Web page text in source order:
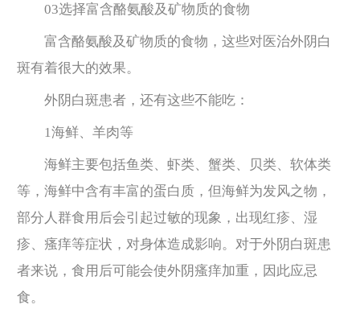
03选择富含酪氨酸及矿物质的食物
富含酪氨酸及矿物质的食物，这些对医治外阴白
斑有着很大的效果。
外阴白斑患者，还有这些不能吃：
1海鲜、羊肉等
海鲜主要包括鱼类、虾类、蟹类、贝类、软体类
等，海鲜中含有丰富的蛋白质，但海鲜为发风之物，
部分人群食用后会引起过敏的现象，出现红疹、湿
疹、瘙痒等症状，对身体造成影响。对于外阴白斑患
者来说，食用后可能会使外阴瘙痒加重，因此应忌
食。